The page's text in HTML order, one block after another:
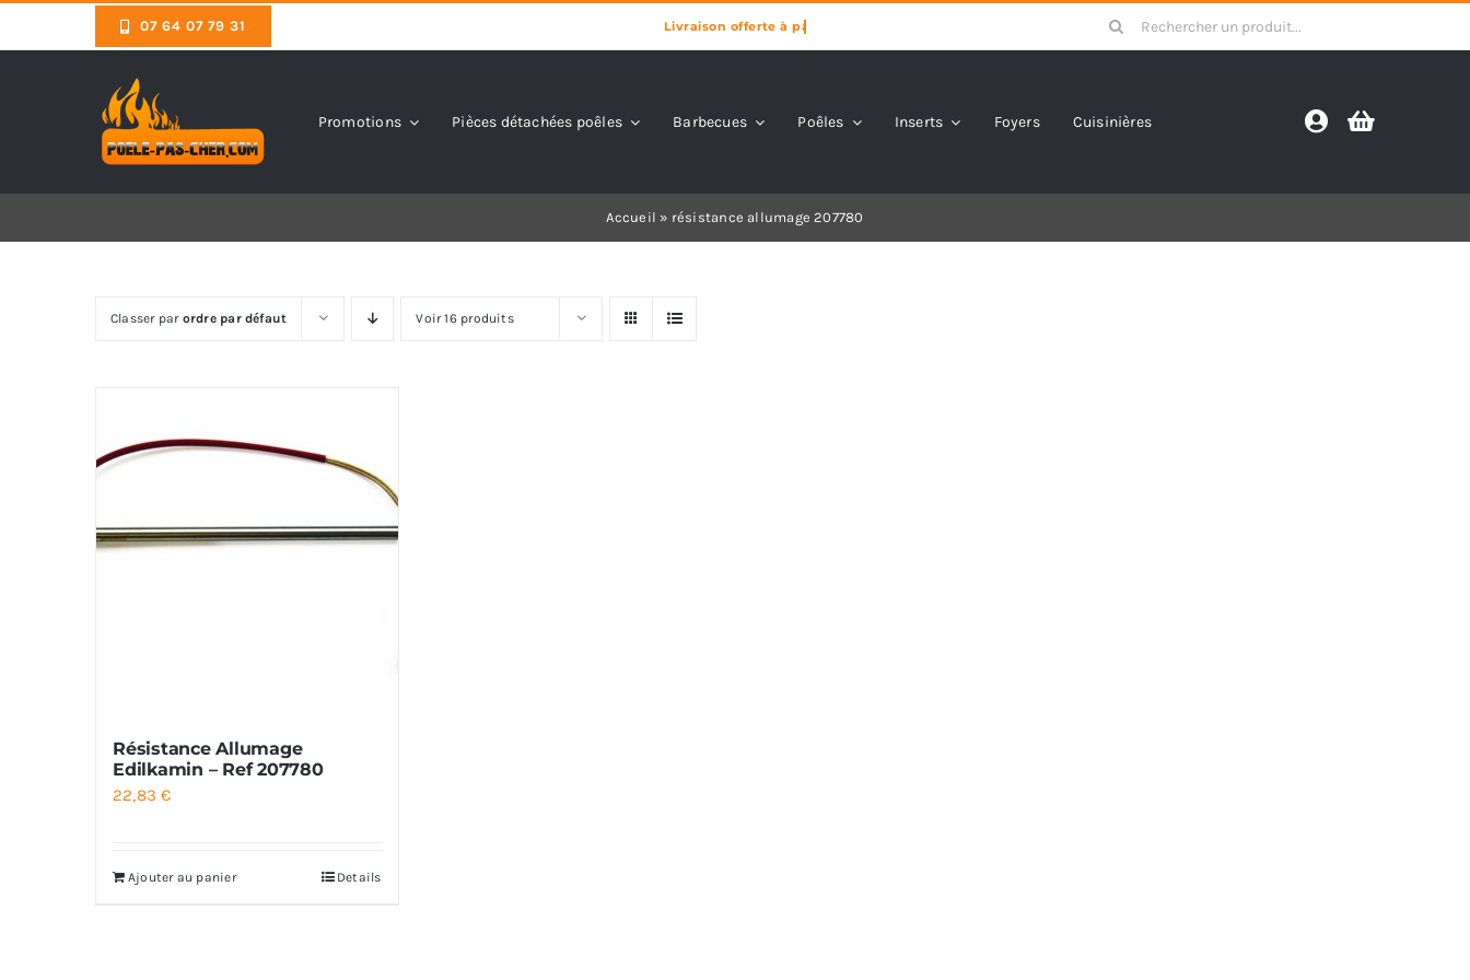
07 64 07 79 31
Search
for:
Promotions Pièces détachées poêles Barbecues Poêles Inserts Foyers Cuisinières
Accueil » résistance allumage 207780
Classer par ordre par défaut Voir 16 produits
Résistance Allumage
Edilkamin – Ref 207780
22,83€
Ajouter au panier Details